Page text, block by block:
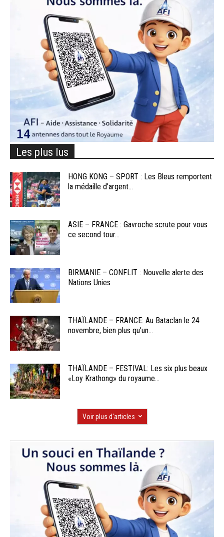
Les plus lus
HONG KONG – SPORT : Les Bleus remportent
la médaille d’argent...
ASIE – FRANCE : Gavroche scrute pour vous
ce second tour...
BIRMANIE – CONFLIT : Nouvelle alerte des
Nations Unies
THAÏLANDE – FRANCE: Au Bataclan le 24
novembre, bien plus qu’un...
THAÏLANDE – FESTIVAL: Les six plus beaux
«Loy Krathong» du royaume...
Voir plus d'articles